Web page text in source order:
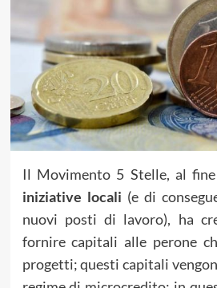
Il Movimento 5 Stelle, al
iniziative locali (e di
nuovi posti di lavoro), ha
fornire capitali alle perone
progetti; questi capitali